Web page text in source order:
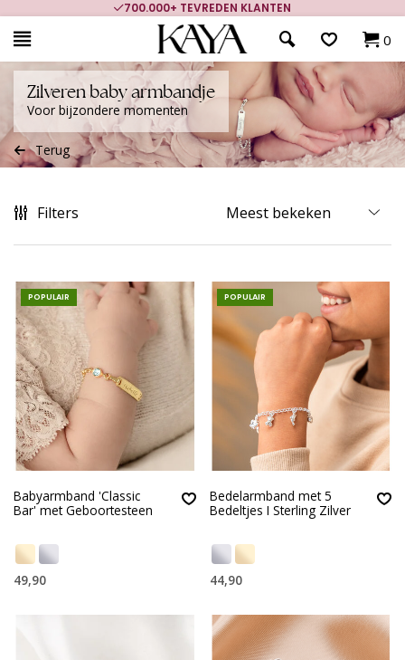
700.000+ TEVREDEN KLANTEN
0
Zilveren baby armbandje
Voor bijzondere momenten
Terug
Filters
POPULAIR
Babyarmband 'Classic
Bar' met Geboortesteen
49,90
POPULAIR
Bedelarmband met 5
Bedeltjes I Sterling Zilver
44,90